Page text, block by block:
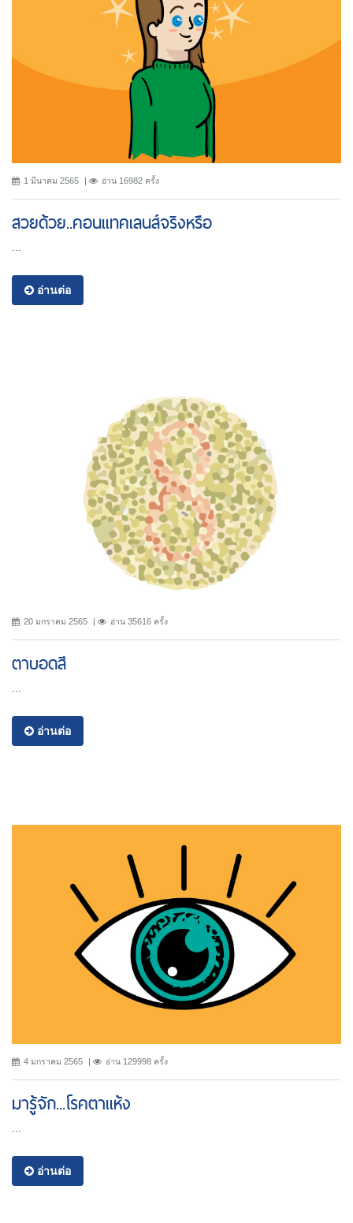
1 มีนาคม 2565 อ่าน 16982 ครั้ง
สวยด้วย..คอนแทคเลนส์จริงหรือ
อ่านต่อ
20 มกราคม 2565 อ่าน 35616 ครั้ง
ตาบอดสี
อ่านต่อ
4 มกราคม 2565 อ่าน 129998 ครั้ง
มารู้จัก...โรคตาแห้ง
อ่านต่อ